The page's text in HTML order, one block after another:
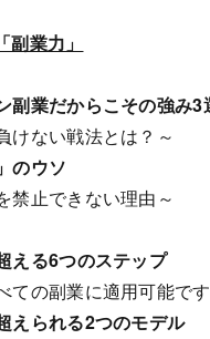
業力」
副業だからこその強み3
けない戦法とは？～
のウソ
禁止できない理由～
える6つのステップ
ての副業に適用可能で
えられる2つのモデル